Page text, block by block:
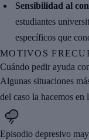
Sensibilidad al
estudiantes
específicos que
MOTIVOS
Cuándo pedir ayuda
Algunas situaciones
del caso la hacemos en
Episodio depresivo